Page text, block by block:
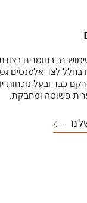
רב בחומרים
בחלל לצד אלמנטים
כבד ובעל נוכחות
פשוטה ומחבקת.